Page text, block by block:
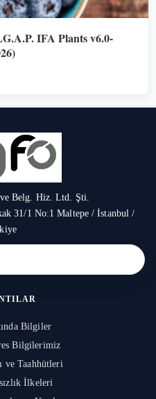
IFA Plants v6.0-
Belg. Hiz. Ltd. Şti.
31/1 No:1 Maltepe / İstanbul /
Bilgiler
Bilgilerimiz
ve Taahhütleri
İlkeleri